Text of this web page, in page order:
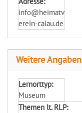
info@heimatv
erein-calau.de
Weitere Angaben
Lernorttyp:
Museum
Themen lt. RLP: